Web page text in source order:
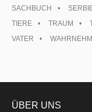
SACHBUCH
TIERE
TRAUM
VATER
ÜBER UNS